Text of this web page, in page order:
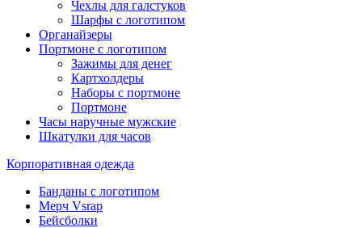
Чехлы для галстуков
Шарфы с логотипом
Органайзеры
Портмоне с логотипом
Зажимы для денег
Картхолдеры
Наборы с портмоне
Портмоне
Часы наручные мужские
Шкатулки для часов
Корпоративная одежда
Банданы с логотипом
Мерч Vsrap
Бейсболки